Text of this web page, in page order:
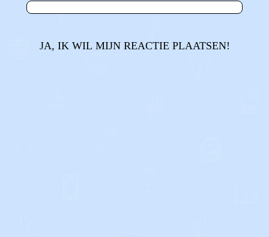
JA, IK WIL MIJN REACTIE PLAATSEN!